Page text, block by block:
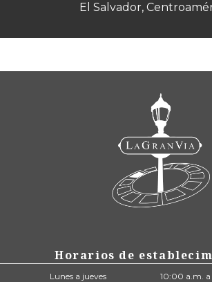
El Salvador,
Horarios de
Lunes a jueves
10:00 a.m.